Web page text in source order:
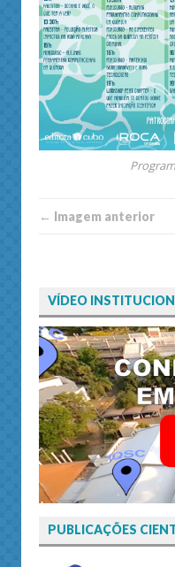
← Imagem anterior
VÍDEO
PUBLICAÇÕES